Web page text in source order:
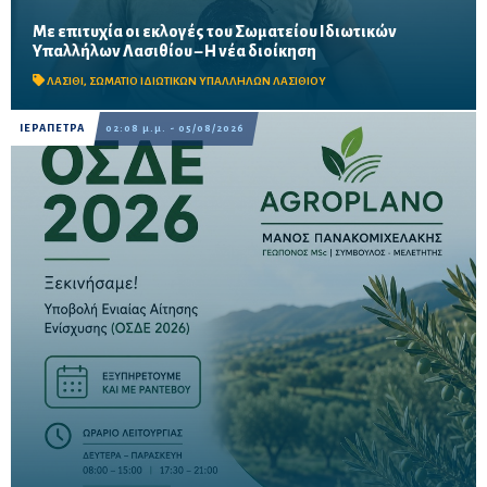
Με επιτυχία οι εκλογές του Σωματείου Ιδιωτικών
Υπαλλήλων Λασιθίου – Η νέα διοίκηση
ΛΑΣΙΘΙ, ΣΩΜΑΤΙΟ ΙΔΙΩΤΙΚΩΝ ΥΠΑΛΛΗΛΩΝ ΛΑΣΙΘΙΟΥ
Μαζική συμμετοχή εργαζομένων στις εκλογικές διαδικασίες σε
Άγιο Νικόλαο, Σητεία και Ιεράπετρα – Στο επίκεντρο οι
διεκδικήσεις για εργασιακά δικαιώματα, αυξήσεις...
ΙΕΡΑΠΕΤΡΑ 02:08 μ.μ. - 05/08/2026